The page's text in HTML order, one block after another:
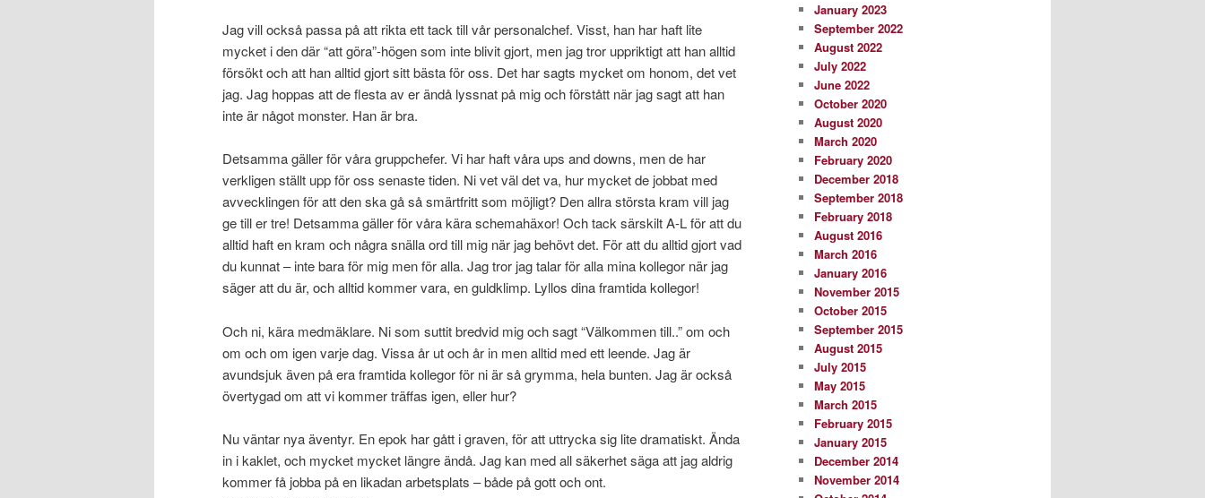
Jag vill också passa på att rikta ett tack till vår personalchef. Visst, han har haft lite
mycket i den där “att göra”-högen som inte blivit gjort, men jag tror uppriktigt att han alltid
försökt och att han alltid gjort sitt bästa för oss. Det har sagts mycket om honom, det vet
jag. Jag hoppas att de flesta av er ändå lyssnat på mig och förstått när jag sagt att han
inte är något monster. Han är bra.
Detsamma gäller för våra gruppchefer. Vi har haft våra ups and downs, men de har
verkligen ställt upp för oss senaste tiden. Ni vet väl det va, hur mycket de jobbat med
avvecklingen för att den ska gå så smärtfritt som möjligt? Den allra största kram vill jag
ge till er tre! Detsamma gäller för våra kära schemahäxor! Och tack särskilt A-L för att du
alltid haft en kram och några snälla ord till mig när jag behövt det. För att du alltid gjort vad
du kunnat – inte bara för mig men för alla. Jag tror jag talar för alla mina kollegor när jag
säger att du är, och alltid kommer vara, en guldklimp. Lyllos dina framtida kollegor!
Och ni, kära medmäklare. Ni som suttit bredvid mig och sagt “Välkommen till..” om och
om och om igen varje dag. Vissa år ut och år in men alltid med ett leende. Jag är
avundsjuk även på era framtida kollegor för ni är så grymma, hela bunten. Jag är också
övertygad om att vi kommer träffas igen, eller hur?
Nu väntar nya äventyr. En epok har gått i graven, för att uttrycka sig lite dramatiskt. Ända
in i kaklet, och mycket mycket längre ändå. Jag kan med all säkerhet säga att jag aldrig
kommer få jobba på en likadan arbetsplats – både på gott och ont.
January 2023
September 2022
August 2022
July 2022
June 2022
October 2020
August 2020
March 2020
February 2020
December 2018
September 2018
February 2018
August 2016
March 2016
January 2016
November 2015
October 2015
September 2015
August 2015
July 2015
May 2015
March 2015
February 2015
January 2015
December 2014
November 2014